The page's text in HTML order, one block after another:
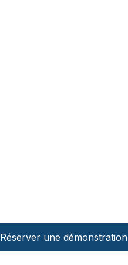
Réserver une démonstration